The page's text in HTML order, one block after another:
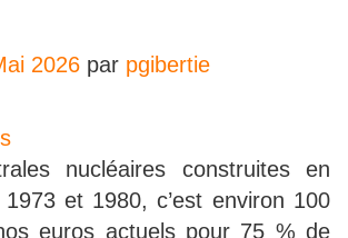
2026 par pgibertie
nucléaires construites en
et 1980, c’est environ 100
euros actuels pour 75 % de